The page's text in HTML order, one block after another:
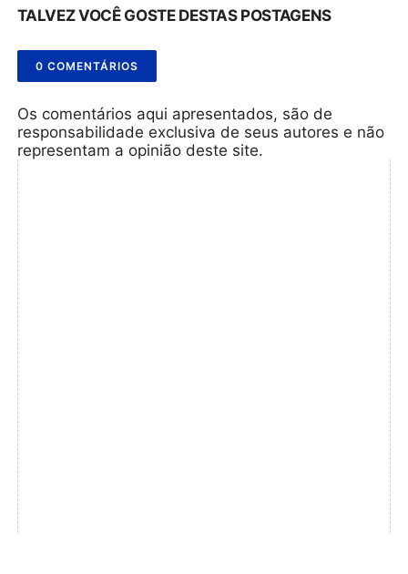
TALVEZ VOCÊ GOSTE DESTAS POSTAGENS
0 COMENTÁRIOS
Os comentários aqui apresentados, são de
responsabilidade exclusiva de seus autores e não
representam a opinião deste site.